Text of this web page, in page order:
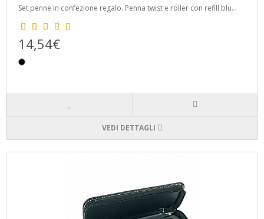
Set penne in confezione regalo. Penna twist e roller con refill blu...
14,54€
VEDI DETTAGLI